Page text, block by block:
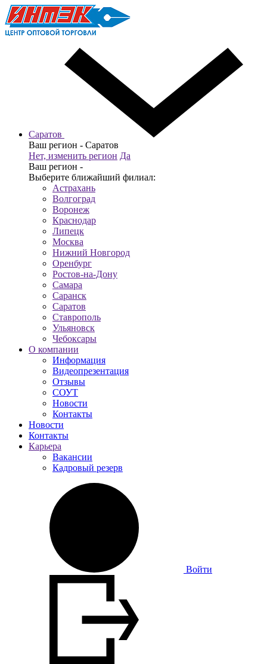
Саратов
Ваш регион - Саратов
Нет, изменить регион Да
Ваш регион -
Выберите ближайший филиал:
Астрахань
Волгоград
Воронеж
Краснодар
Липецк
Москва
Нижний Новгород
Оренбург
Ростов-на-Дону
Самара
Саранск
Саратов
Ставрополь
Ульяновск
Чебоксары
О компании
Информация
Видеопрезентация
Отзывы
СОУТ
Новости
Контакты
Новости
Контакты
Карьера
Вакансии
Кадровый резерв
Войти